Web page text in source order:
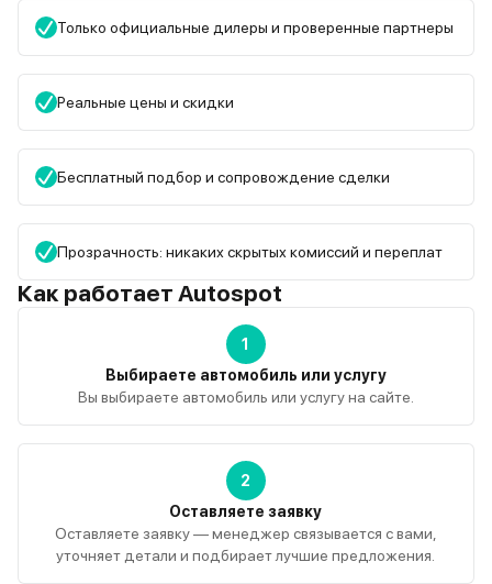
Только официальные дилеры и проверенные партнеры
Реальные цены и скидки
Бесплатный подбор и сопровождение сделки
Прозрачность: никаких скрытых комиссий и переплат
Как работает Autospot
1
Выбираете автомобиль или услугу
Вы выбираете автомобиль или услугу на сайте.
2
Оставляете заявку
Оставляете заявку — менеджер связывается с вами,
уточняет детали и подбирает лучшие предложения.